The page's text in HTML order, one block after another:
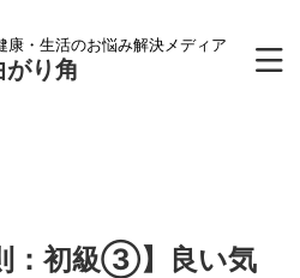
康・生活のお悩み解決メディア
がり角
：初級③】良い気